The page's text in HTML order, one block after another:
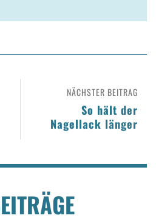
NÄCHSTER BEITRAG
So hält der
Nagellack länger